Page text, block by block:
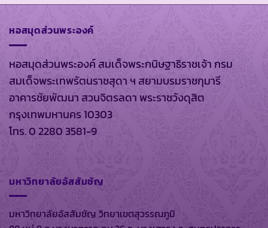
หอสมุดส่วนพระองค์
หอสมุดส่วนพระองค์ สมเด็จพระกนิษฐาธิราชเจ้า กรม
สมเด็จพระเทพรัตนราชสุดา ฯ สยามบรมราชกุมารี
อาคารชัยพัฒนา สวนจิตรลดา พระราชวังดุสิต
กรุงเทพมหานคร 10303
โทร. 0 2280 3581-9
มหาวิทยาลัยอัสสัมชัญ
มหาวิทยาลัยอัสสัมชัญ วิทยาเขตสุวรรณภูมิ